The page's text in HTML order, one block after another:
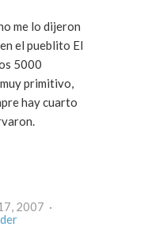
me lo dijeron
el pueblito El
5000
primitivo,
hay cuarto
KIKO en diciembre 17, 2007 ·